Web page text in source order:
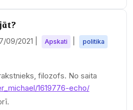
09/2021 Apskati
politika
filozofs. No saita
1619776-echo/